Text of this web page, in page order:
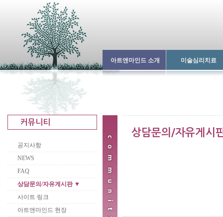
아트앤마인드 소개 미술심리치료
공지사항
NEWS
FAQ
상담문의/자유게시판 ▼
사이트 링크
아트앤마인드 현장